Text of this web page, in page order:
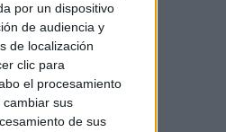
por un dispositivo
de audiencia y
de localización
clic para
el procesamiento
sus
de sus